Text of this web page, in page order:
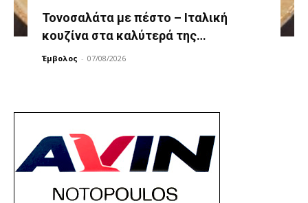
Τονοσαλάτα με πέστο – Ιταλική
κουζίνα στα καλύτερά της…
Έμβολος - 07/08/2026